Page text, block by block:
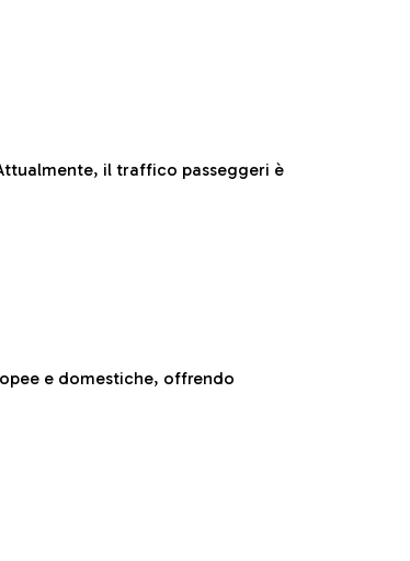
il traffico passeggeri è
e domestiche, offrendo